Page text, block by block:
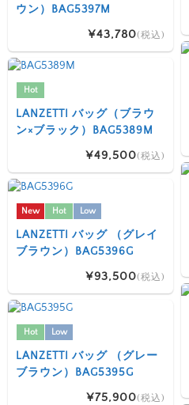
ウン）BAG5397M
¥43,780(税込)
Hot
LANZETTI バッグ（ブラウ
ン×ブラック）BAG5389M
¥49,500(税込)
New Hot Low
LANZETTI バッグ （グレイ
ブラウン）BAG5396G
¥93,500(税込)
Hot Low
LANZETTI バッグ （グレー
ブラウン）BAG5395G
¥75,900(税込)